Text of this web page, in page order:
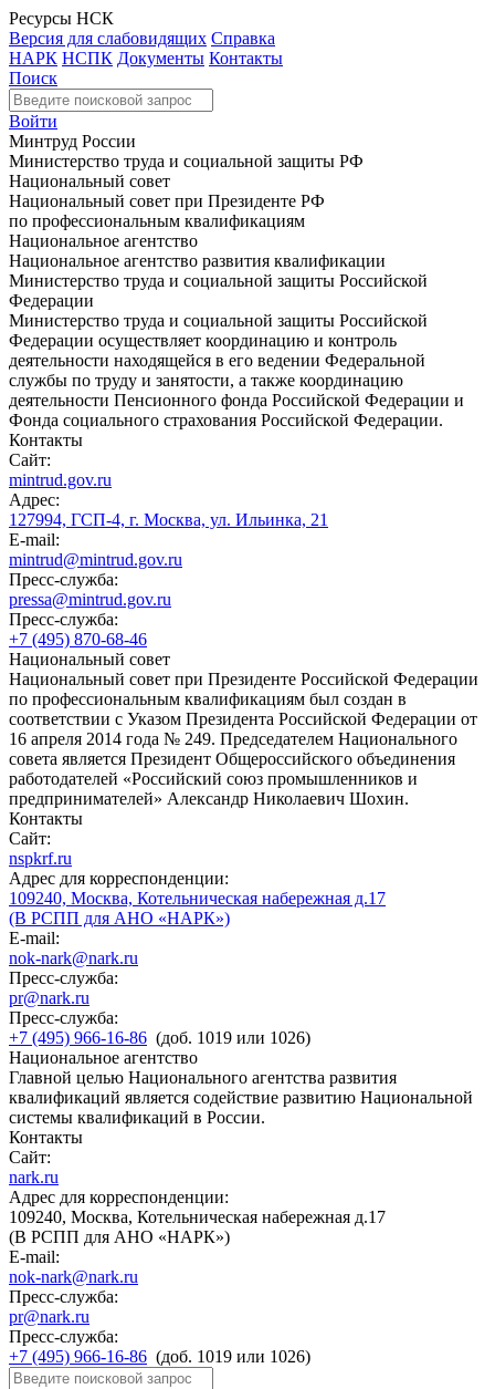
Ресурсы НСК
Версия для слабовидящих Справка
НАРК НСПК Документы Контакты
Поиск
Войти
Минтруд России
Министерство труда и социальной защиты РФ
Национальный совет
Национальный совет при Президенте РФ
по профессиональным квалификациям
Национальное агентство
Национальное агентство развития квалификации
Министерство труда и социальной защиты Российской
Федерации
Министерство труда и социальной защиты Российской
Федерации осуществляет координацию и контроль
деятельности находящейся в его ведении Федеральной
службы по труду и занятости, а также координацию
деятельности Пенсионного фонда Российской Федерации и
Фонда социального страхования Российской Федерации.
Контакты
Сайт:
mintrud.gov.ru
Адрес:
127994, ГСП-4, г. Москва, ул. Ильинка, 21
E-mail:
mintrud@mintrud.gov.ru
Пресс-служба:
pressa@mintrud.gov.ru
Пресс-служба:
+7 (495) 870-68-46
Национальный совет
Национальный совет при Президенте Российской Федерации
по профессиональным квалификациям был создан в
соответствии с Указом Президента Российской Федерации от
16 апреля 2014 года № 249. Председателем Национального
совета является Президент Общероссийского объединения
работодателей «Российский союз промышленников и
предпринимателей» Александр Николаевич Шохин.
Контакты
Сайт:
nspkrf.ru
Адрес для корреспонденции:
109240, Москва, Котельническая набережная д.17
(В РСПП для АНО «НАРК»)
E-mail:
nok-nark@nark.ru
Пресс-служба:
pr@nark.ru
Пресс-служба:
+7 (495) 966-16-86 (доб. 1019 или 1026)
Национальное агентство
Главной целью Национального агентства развития
квалификаций является содействие развитию Национальной
системы квалификаций в России.
Контакты
Сайт:
nark.ru
Адрес для корреспонденции:
109240, Москва, Котельническая набережная д.17
(В РСПП для АНО «НАРК»)
E-mail:
nok-nark@nark.ru
Пресс-служба:
pr@nark.ru
Пресс-служба:
+7 (495) 966-16-86 (доб. 1019 или 1026)